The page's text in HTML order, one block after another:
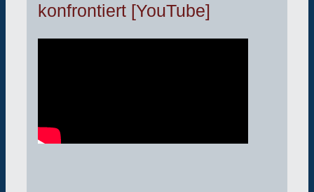
konfrontiert [YouTube]